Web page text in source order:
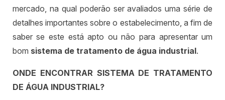
mercado, na qual poderão ser avaliados uma série de
detalhes importantes sobre o estabelecimento, a fim de
saber se este está apto ou não para apresentar um
bom sistema de tratamento de água industrial.
ONDE ENCONTRAR SISTEMA DE TRATAMENTO
DE ÁGUA INDUSTRIAL?